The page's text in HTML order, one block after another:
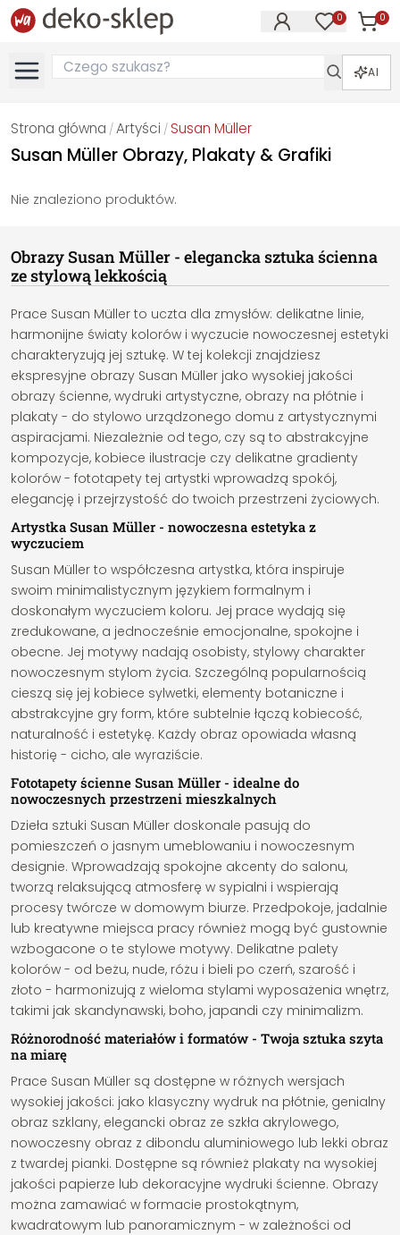
0 0
AI
Strona główna /Artyści / Susan Müller
Susan Müller Obrazy, Plakaty & Grafiki
Nie znaleziono produktów.
Obrazy Susan Müller - elegancka sztuka ścienna
ze stylową lekkością
Prace Susan Müller to uczta dla zmysłów: delikatne linie,
harmonijne światy kolorów i wyczucie nowoczesnej estetyki
charakteryzują jej sztukę. W tej kolekcji znajdziesz
ekspresyjne obrazy Susan Müller jako wysokiej jakości
obrazy ścienne, wydruki artystyczne, obrazy na płótnie i
plakaty - do stylowo urządzonego domu z artystycznymi
aspiracjami. Niezależnie od tego, czy są to abstrakcyjne
kompozycje, kobiece ilustracje czy delikatne gradienty
kolorów - fototapety tej artystki wprowadzą spokój,
elegancję i przejrzystość do twoich przestrzeni życiowych.
Artystka Susan Müller - nowoczesna estetyka z
wyczuciem
Susan Müller to współczesna artystka, która inspiruje
swoim minimalistycznym językiem formalnym i
doskonałym wyczuciem koloru. Jej prace wydają się
zredukowane, a jednocześnie emocjonalne, spokojne i
obecne. Jej motywy nadają osobisty, stylowy charakter
nowoczesnym stylom życia. Szczególną popularnością
cieszą się jej kobiece sylwetki, elementy botaniczne i
abstrakcyjne gry form, które subtelnie łączą kobiecość,
naturalność i estetykę. Każdy obraz opowiada własną
historię - cicho, ale wyraziście.
Fototapety ścienne Susan Müller - idealne do
nowoczesnych przestrzeni mieszkalnych
Dzieła sztuki Susan Müller doskonale pasują do
pomieszczeń o jasnym umeblowaniu i nowoczesnym
designie. Wprowadzają spokojne akcenty do salonu,
tworzą relaksującą atmosferę w sypialni i wspierają
procesy twórcze w domowym biurze. Przedpokoje, jadalnie
lub kreatywne miejsca pracy również mogą być gustownie
wzbogacone o te stylowe motywy. Delikatne palety
kolorów - od beżu, nude, różu i bieli po czerń, szarość i
złoto - harmonizują z wieloma stylami wyposażenia wnętrz,
takimi jak skandynawski, boho, japandi czy minimalizm.
Różnorodność materiałów i formatów - Twoja sztuka szyta
na miarę
Prace Susan Müller są dostępne w różnych wersjach
wysokiej jakości: jako klasyczny wydruk na płótnie, genialny
obraz szklany, elegancki obraz ze szkła akrylowego,
nowoczesny obraz z dibondu aluminiowego lub lekki obraz
z twardej pianki. Dostępne są również plakaty na wysokiej
jakości papierze lub dekoracyjne wydruki ścienne. Obrazy
można zamawiać w formacie prostokątnym,
kwadratowym lub panoramicznym - w zależności od